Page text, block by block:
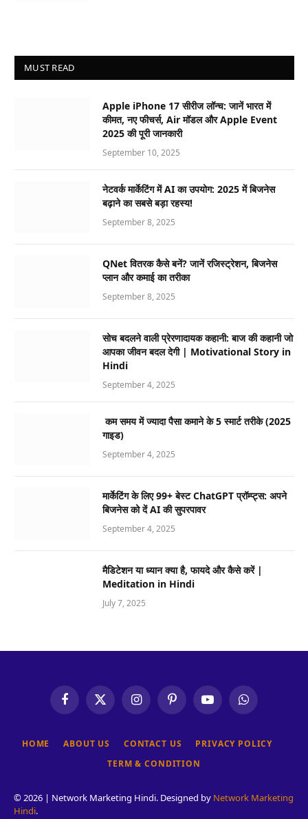
MUST READ
Apple iPhone 17 सीरीज लॉन्च: जानें भारत में
कीमत, नए फीचर्स, Air मॉडल और Apple Event
2025 की पूरी जानकारी
September 10, 2025
नेटवर्क मार्केटिंग में AI का उपयोग: 2025 में बिजनेस
बढ़ाने का सबसे बड़ा रहस्य!
September 8, 2025
QNet वितरक कैसे बनें? जानें रजिस्ट्रेशन, बिजनेस
प्लान और कमाई का तरीका
September 8, 2025
सोच बदलने वाली प्रेरणादायक कहानी: बाज की कहानी जो
आपका जीवन बदल देगी | Motivational Story in
Hindi
September 4, 2025
कम समय में ज्यादा पैसा कमाने के 5 स्मार्ट तरीके (2025
गाइड)
September 4, 2025
मार्केटिंग के लिए 99+ बेस्ट ChatGPT प्रॉम्प्ट्स: अपने
बिजनेस को दें AI की सुपरपावर
September 4, 2025
मैडिटेशन या ध्यान क्या है, फायदे और कैसे करें |
Meditation in Hindi
July 7, 2025
FacebookX
(Twitter)
InstagramPinterestYouTubeWhatsApp
HOME ABOUT US CONTACT US
PRIVACY POLICY
TERM & CONDITION
© 2026 | Network Marketing Hindi. Designed by Network Marketing
Hindi.